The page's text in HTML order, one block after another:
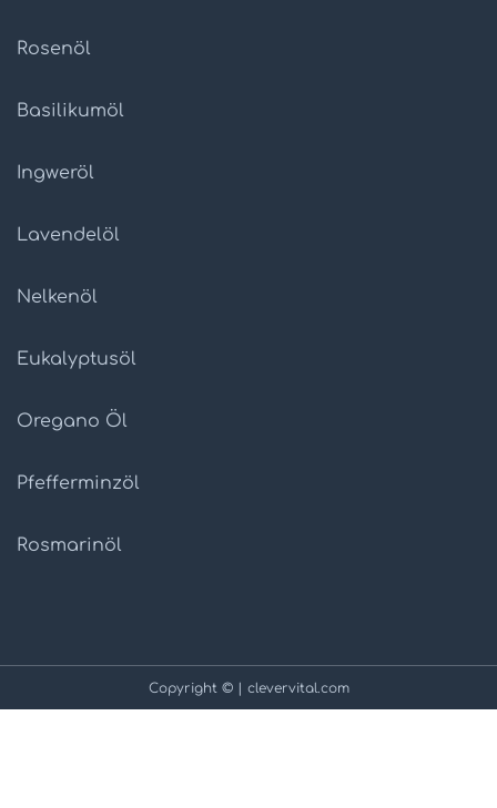
Rosenöl
Basilikumöl
Ingweröl
Lavendelöl
Nelkenöl
Eukalyptusöl
Oregano Öl
Pfefferminzöl
Rosmarinöl
Copyright © | clevervital.com